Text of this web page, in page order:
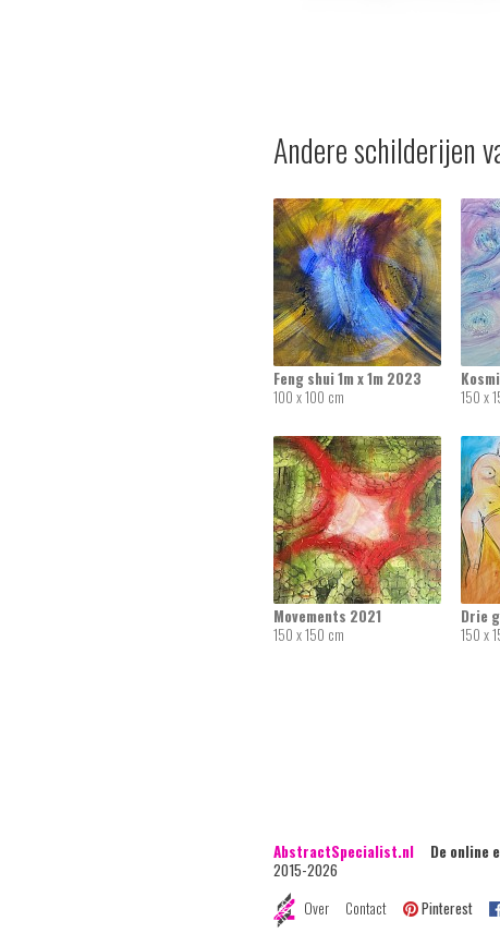
Andere schilderijen
Feng shui 1m x 1m 2023
100 x 100 cm
150 x
Movements 2021
150 x 150 cm
Drie
150 x
AbstractSpecialist.nl De online
2015-2026
Over
Contact Pinterest